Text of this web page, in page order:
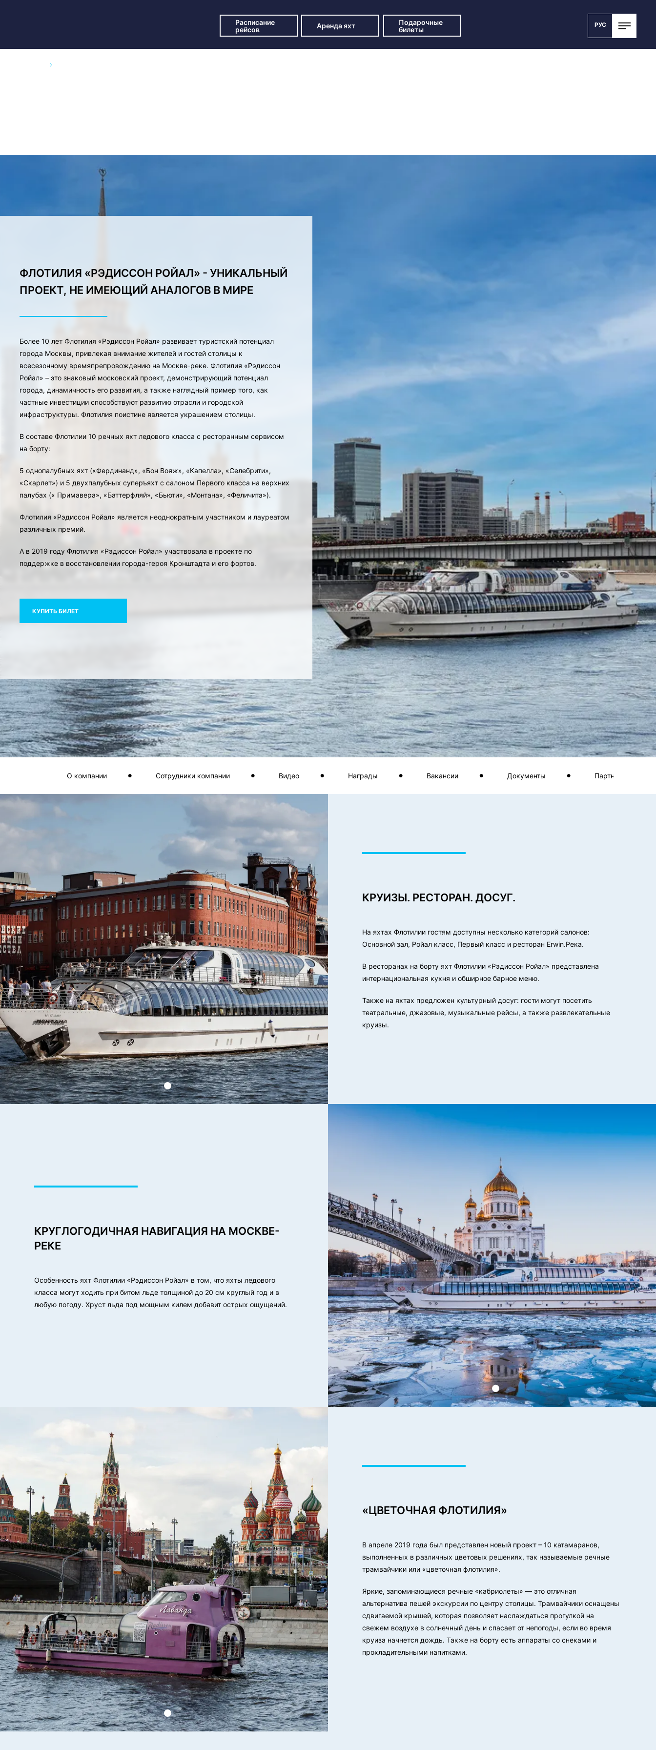
Расписание
рейсов
Аренда яхт
Подарочные
билеты
РУС
ФЛОТИЛИЯ «РЭДИССОН РОЙАЛ» - УНИКАЛЬНЫЙ
ПРОЕКТ, НЕ ИМЕЮЩИЙ АНАЛОГОВ В МИРЕ
Более 10 лет Флотилия «Рэдиссон Ройал» развивает туристский потенциал
города Москвы, привлекая внимание жителей и гостей столицы к
всесезонному времяпрепровождению на Москве-реке. Флотилия «Рэдиссон
Ройал» – это знаковый московский проект, демонстрирующий потенциал
города, динамичность его развития, а также наглядный пример того, как
частные инвестиции способствуют развитию отрасли и городской
инфраструктуры. Флотилия поистине является украшением столицы.
В составе Флотилии 10 речных яхт ледового класса с ресторанным сервисом
на борту:
5 однопалубных яхт («Фердинанд», «Бон Вояж», «Капелла», «Селебрити»,
«Скарлет») и 5 двухпалубных суперъяхт с салоном Первого класса на верхних
палубах (« Примавера», «Баттерфляй», «Бьюти», «Монтана», «Феличита»).
Флотилия «Рэдиссон Ройал» является неоднократным участником и лауреатом
различных премий.
А в 2019 году Флотилия «Рэдиссон Ройал» участвовала в проекте по
поддержке в восстановлении города-героя Кронштадта и его фортов.
КУПИТЬ БИЛЕТ
О компании Сотрудники компании Видео Награды Вакансии Документы Партнеры
КРУИЗЫ. РЕСТОРАН. ДОСУГ.
На яхтах Флотилии гостям доступны несколько категорий салонов:
Основной зал, Ройал класс, Первый класс и ресторан Erwin.Река.
В ресторанах на борту яхт Флотилии «Рэдиссон Ройал» представлена
интернациональная кухня и обширное барное меню.
Также на яхтах предложен культурный досуг: гости могут посетить
театральные, джазовые, музыкальные рейсы, а также развлекательные
круизы.
КРУГЛОГОДИЧНАЯ НАВИГАЦИЯ НА МОСКВЕ-
РЕКЕ
Особенность яхт Флотилии «Рэдиссон Ройал» в том, что яхты ледового
класса могут ходить при битом льде толщиной до 20 см круглый год и в
любую погоду. Хруст льда под мощным килем добавит острых ощущений.
«ЦВЕТОЧНАЯ ФЛОТИЛИЯ»
В апреле 2019 года был представлен новый проект – 10 катамаранов,
выполненных в различных цветовых решениях, так называемые речные
трамвайчики или «цветочная флотилия».
Яркие, запоминающиеся речные «кабриолеты» — это отличная
альтернатива пешей экскурсии по центру столицы. Трамвайчики оснащены
сдвигаемой крышей, которая позволяет наслаждаться прогулкой на
свежем воздухе в солнечный день и спасает от непогоды, если во время
круиза начнется дождь. Также на борту есть аппараты со снеками и
прохладительными напитками.